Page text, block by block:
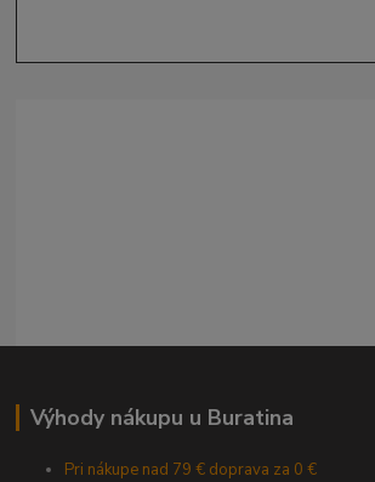
Výhody nákupu u Buratina
Pri nákupe nad 79 € doprava za 0 €